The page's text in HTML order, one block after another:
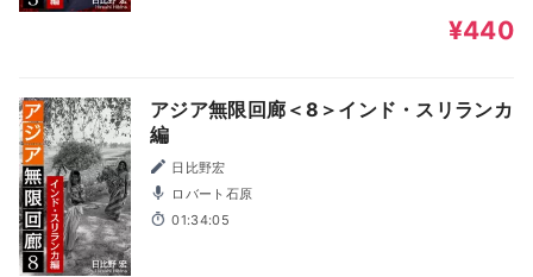
¥440
アジア無限回廊＜8＞インド・スリランカ
編
日比野宏
ロバート石原
01:34:05